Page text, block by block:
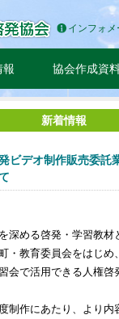
インフォメ
報 協会作成資
新着情報
ビデオ制作販売委託
深める啓発・学習教材
・教育委員会をはじめ
会で活用できる人権啓
制作にあたり、より内